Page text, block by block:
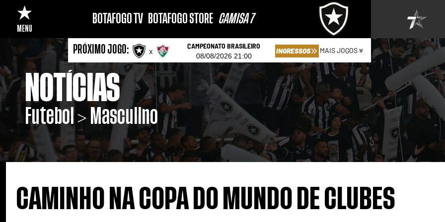
MENU
BOTAFOGO TV BOTAFOGO STORE CAMISA 7
PRÓXIMO JOGO: x
CAMPEONATO BRASILEIRO
08/08/2026 21:00
INGRESSOS MAIS JOGOS
NOTÍCIAS
Futebol > Masculino
CAMINHO NA COPA DO MUNDO DE CLUBES